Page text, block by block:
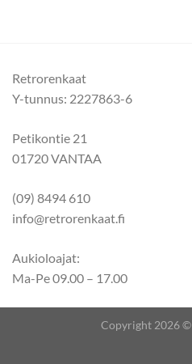
Retrorenkaat
Y-tunnus: 2227863-6
Petikontie 21
01720 VANTAA
(09) 8494 610
info@retrorenkaat.fi
Aukioloajat:
Ma-Pe 09.00 – 17.00
Copyright 2026 ©